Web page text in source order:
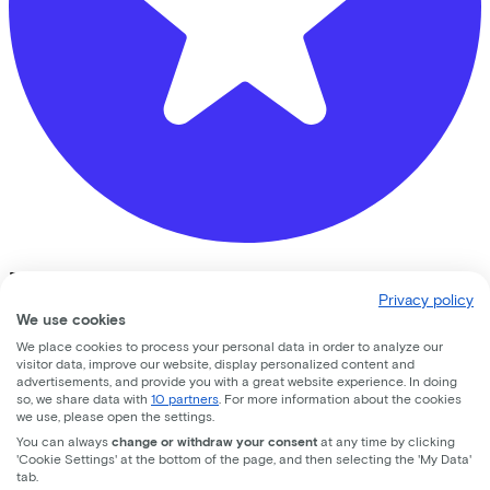
Bike Totaal Geurts Tweewielers Nijkerk
Vrijheidslaan 2
3861 JA Nijkerk
Privacy policy
We use cookies
We place cookies to process your personal data in order to analyze our
visitor data, improve our website, display personalized content and
advertisements, and provide you with a great website experience. In doing
so, we share data with 10 partners . For more information about the cookies
we use, please open the settings.
You can always change or withdraw your consent at any time by clicking
'Cookie Settings' at the bottom of the page, and then selecting the 'My Data'
tab.